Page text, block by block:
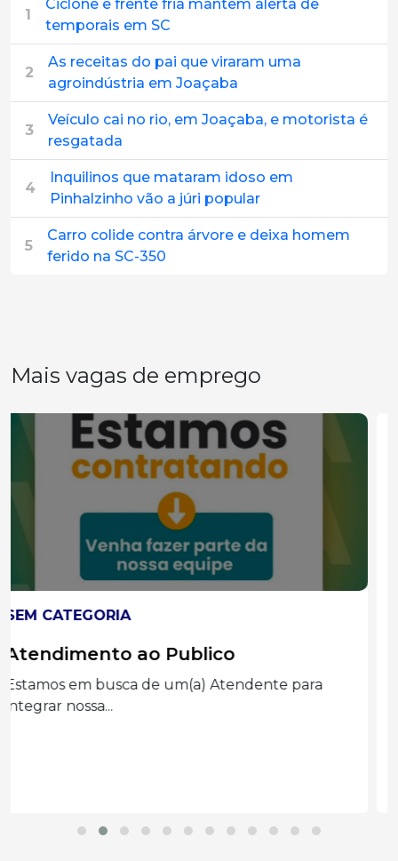
1
Ciclone e frente fria mantêm alerta de
temporais em SC
2
As receitas do pai que viraram uma
agroindústria em Joaçaba
3
Veículo cai no rio, em Joaçaba, e motorista é
resgatada
4
Inquilinos que mataram idoso em
Pinhalzinho vão a júri popular
5
Carro colide contra árvore e deixa homem
ferido na SC-350
Mais vagas de emprego
SEM CATEGORIA
Auxiliar administrado
Graduação completa ou cursando
Administração, Processos Gerenciais e áreas...